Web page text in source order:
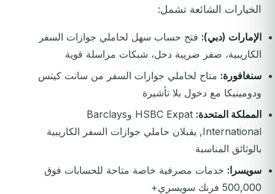
الخيارات الشائعة تشمل:
الإمارات (دبي): فتح حساب سهل لحاملي جوازات السفر
الكاريبية، صفر ضريبة دخل، شبكات مراسلة قوية
سنغافورة: متاح لحاملي جوازات السفر من سانت كيتس
ودومينيكا مع دخول بلا تأشيرة
المملكة المتحدة:
HSBC Expat وBarclays
International, يقبلان حاملي جوازات السفر الكاريبية
بالوثائق المناسبة
سويسرا: خدمات مصرفية خاصة متاحة للحسابات فوق
500,000 فرنك سويسري+